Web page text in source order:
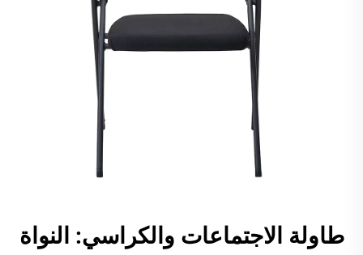
طاولة الاجتماعات والكراسي: النواة